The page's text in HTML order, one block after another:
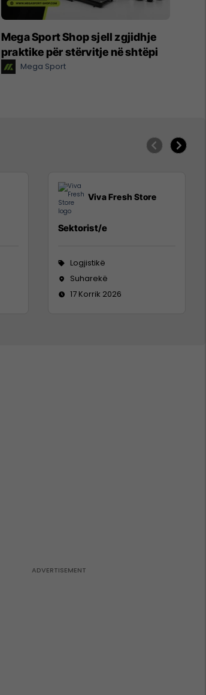
Mega Sport Shop sjell zgjidhje
praktike për stërvitje në shtëpi
Mega Sport
Viva Fresh Store
Sektorist/e
Logjistikë
Suharekë
17 Korrik 2026